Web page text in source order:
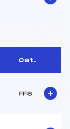
Cat.
FFS